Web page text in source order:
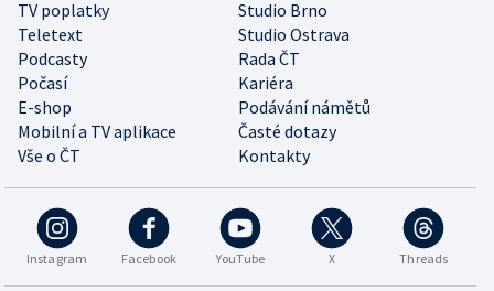
TV poplatky
Studio Brno
Teletext
Studio Ostrava
Podcasty
Rada ČT
Počasí
Kariéra
E-shop
Podávání námětů
Mobilní a TV aplikace
Časté dotazy
Vše o ČT
Kontakty
Instagram Facebook YouTube X Threads